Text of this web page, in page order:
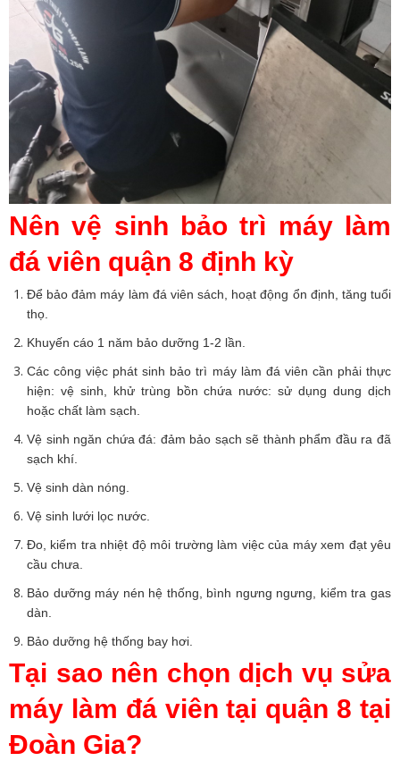
Nên vệ sinh bảo trì máy làm
đá viên quận 8 định kỳ
Để bảo đảm máy làm đá viên sách, hoạt động ổn định, tăng tuổi
thọ.
Khuyến cáo 1 năm bảo dưỡng 1-2 lần.
Các công việc phát sinh bảo trì máy làm đá viên cần phải thực
hiện: vệ sinh, khử trùng bồn chứa nước: sử dụng dung dịch
hoặc chất làm sạch.
Vệ sinh ngăn chứa đá: đảm bảo sạch sẽ thành phẩm đầu ra đã
sạch khí.
Vệ sinh dàn nóng.
Vệ sinh lưới lọc nước.
Đo, kiểm tra nhiệt độ môi trường làm việc của máy xem đạt yêu
cầu chưa.
Bảo dưỡng máy nén hệ thống, bình ngưng ngưng, kiểm tra gas
dàn.
Bảo dưỡng hệ thống bay hơi.
Tại sao nên chọn dịch vụ sửa
máy làm đá viên tại quận 8 tại
Đoàn Gia?